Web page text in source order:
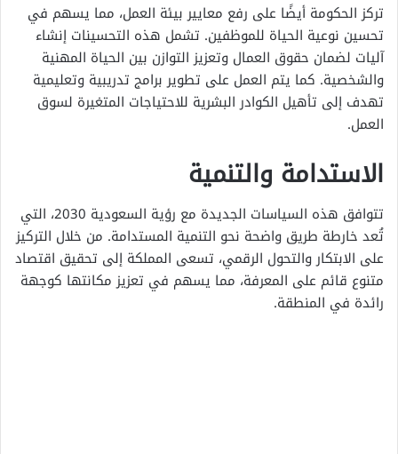
تركز الحكومة أيضًا على رفع معايير بيئة العمل، مما يسهم في
تحسين نوعية الحياة للموظفين. تشمل هذه التحسينات إنشاء
آليات لضمان حقوق العمال وتعزيز التوازن بين الحياة المهنية
والشخصية. كما يتم العمل على تطوير برامج تدريبية وتعليمية
تهدف إلى تأهيل الكوادر البشرية للاحتياجات المتغيرة لسوق
العمل.
الاستدامة والتنمية
تتوافق هذه السياسات الجديدة مع رؤية السعودية 2030، التي
تُعد خارطة طريق واضحة نحو التنمية المستدامة. من خلال التركيز
على الابتكار والتحول الرقمي، تسعى المملكة إلى تحقيق اقتصاد
متنوع قائم على المعرفة، مما يسهم في تعزيز مكانتها كوجهة
رائدة في المنطقة.